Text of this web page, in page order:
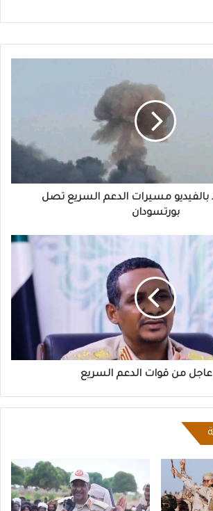
مسيرات الدعم السريع تصل
بورتسودان
عاجل من قوات الدعم السريع